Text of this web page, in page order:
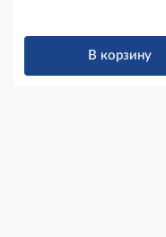
В корзину